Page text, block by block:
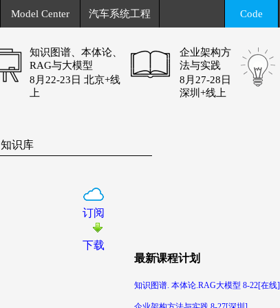
Model Center 汽车系统工程 Code
知识图谱、本体论、
RAG与大模型
8月22-23日 北京+线
上
企业架构方
法与实践
8月27-28日
深圳+线上
知识库
订阅
下载
最新课程计划
知识图谱. 本体论.RAG大模型 8-22[在线]